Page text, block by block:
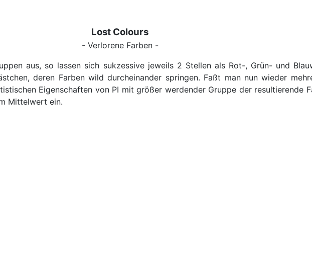
Lost Colours
- Verlorene Farben -
aus, so lassen sich sukzessive jeweils 2 Stellen als Rot-, Grün- und
deren Farben wild durcheinander springen. Faßt man nun wieder
Eigenschaften von PI mit größer werdender Gruppe der resultierende
Mittelwert ein.